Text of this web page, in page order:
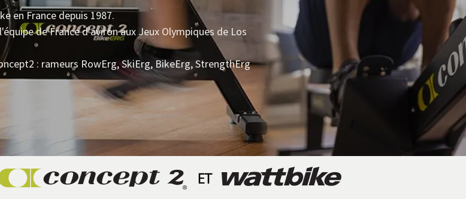
en France depuis 1987.
de France d'aviron aux Jeux Olympiques de Los
: rameurs RowErg, SkiErg, BikeErg, StrengthErg